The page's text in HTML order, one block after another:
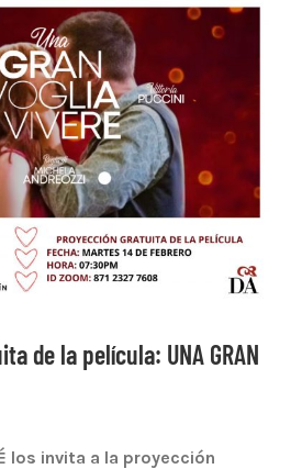
de la película: UNA GRAN
los invita a la proyección